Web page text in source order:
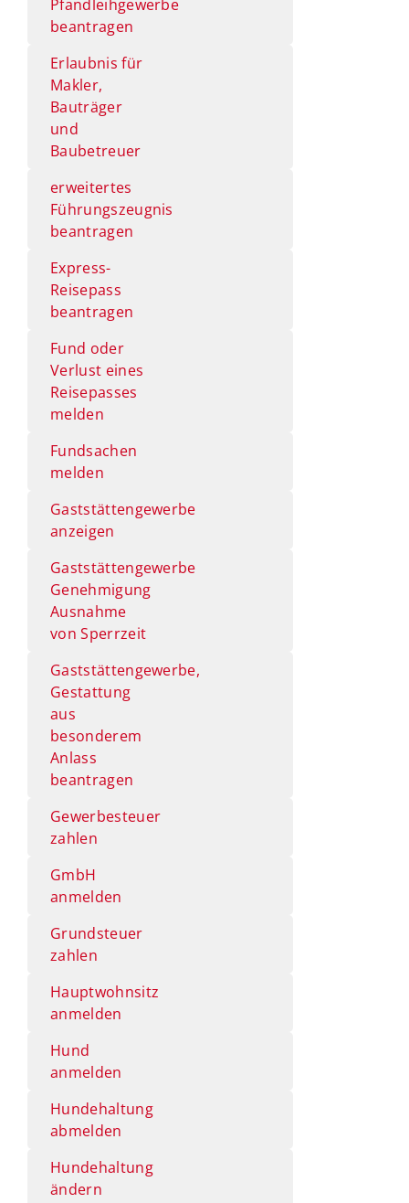
Pfandleihgewerbe
beantragen
Erlaubnis für
Makler,
Bauträger
und
Baubetreuer
erweitertes
Führungszeugnis
beantragen
Express-
Reisepass
beantragen
Fund oder
Verlust eines
Reisepasses
melden
Fundsachen
melden
Gaststättengewerbe
anzeigen
Gaststättengewerbe
Genehmigung
Ausnahme
von Sperrzeit
Gaststättengewerbe,
Gestattung
aus
besonderem
Anlass
beantragen
Gewerbesteuer
zahlen
GmbH
anmelden
Grundsteuer
zahlen
Hauptwohnsitz
anmelden
Hund
anmelden
Hundehaltung
abmelden
Hundehaltung
ändern